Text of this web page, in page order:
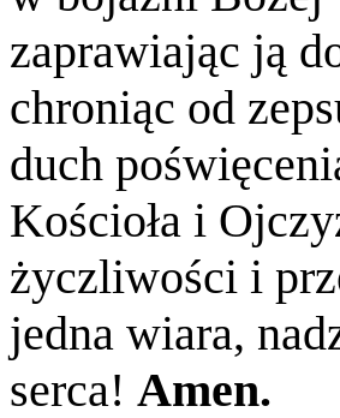
zaprawiając ją
chroniąc od
duch
Kościoła i
życzliwości i
jedna wiara,
serca! Amen.